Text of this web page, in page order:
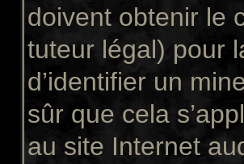
doivent obtenir le
tuteur légal) pour
d’identifier un
sûr que cela
au site Internet